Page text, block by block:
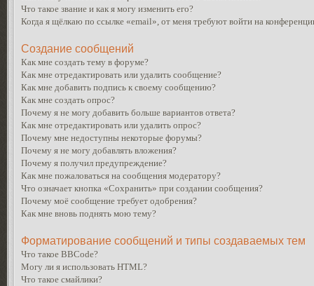
Что такое звание и как я могу изменить его?
Когда я щёлкаю по ссылке «email», от меня требуют войти на
Создание сообщений
Как мне создать тему в форуме?
Как мне отредактировать или удалить сообщение?
Как мне добавить подпись к своему сообщению?
Как мне создать опрос?
Почему я не могу добавить больше вариантов ответа?
Как мне отредактировать или удалить опрос?
Почему мне недоступны некоторые форумы?
Почему я не могу добавлять вложения?
Почему я получил предупреждение?
Как мне пожаловаться на сообщения модератору?
Что означает кнопка «Сохранить» при создании сообщения?
Почему моё сообщение требует одобрения?
Как мне вновь поднять мою тему?
Форматирование сообщений и типы создаваемых тем
Что такое BBCode?
Могу ли я использовать HTML?
Что такое смайлики?